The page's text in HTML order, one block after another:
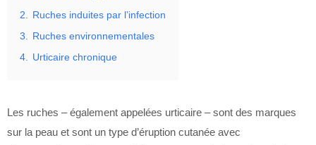
2. Ruches induites par l’infection
3. Ruches environnementales
4. Urticaire chronique
Les ruches – également appelées urticaire – sont des marques
sur la peau et sont un type d’éruption cutanée avec